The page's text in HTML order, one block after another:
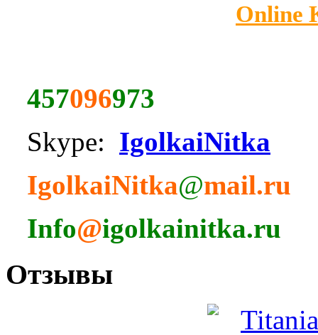
Online
457096973
Skype: IgolkaiNitka
IgolkaiNitka@mail.ru
Info@igolkainitka.ru
Отзывы